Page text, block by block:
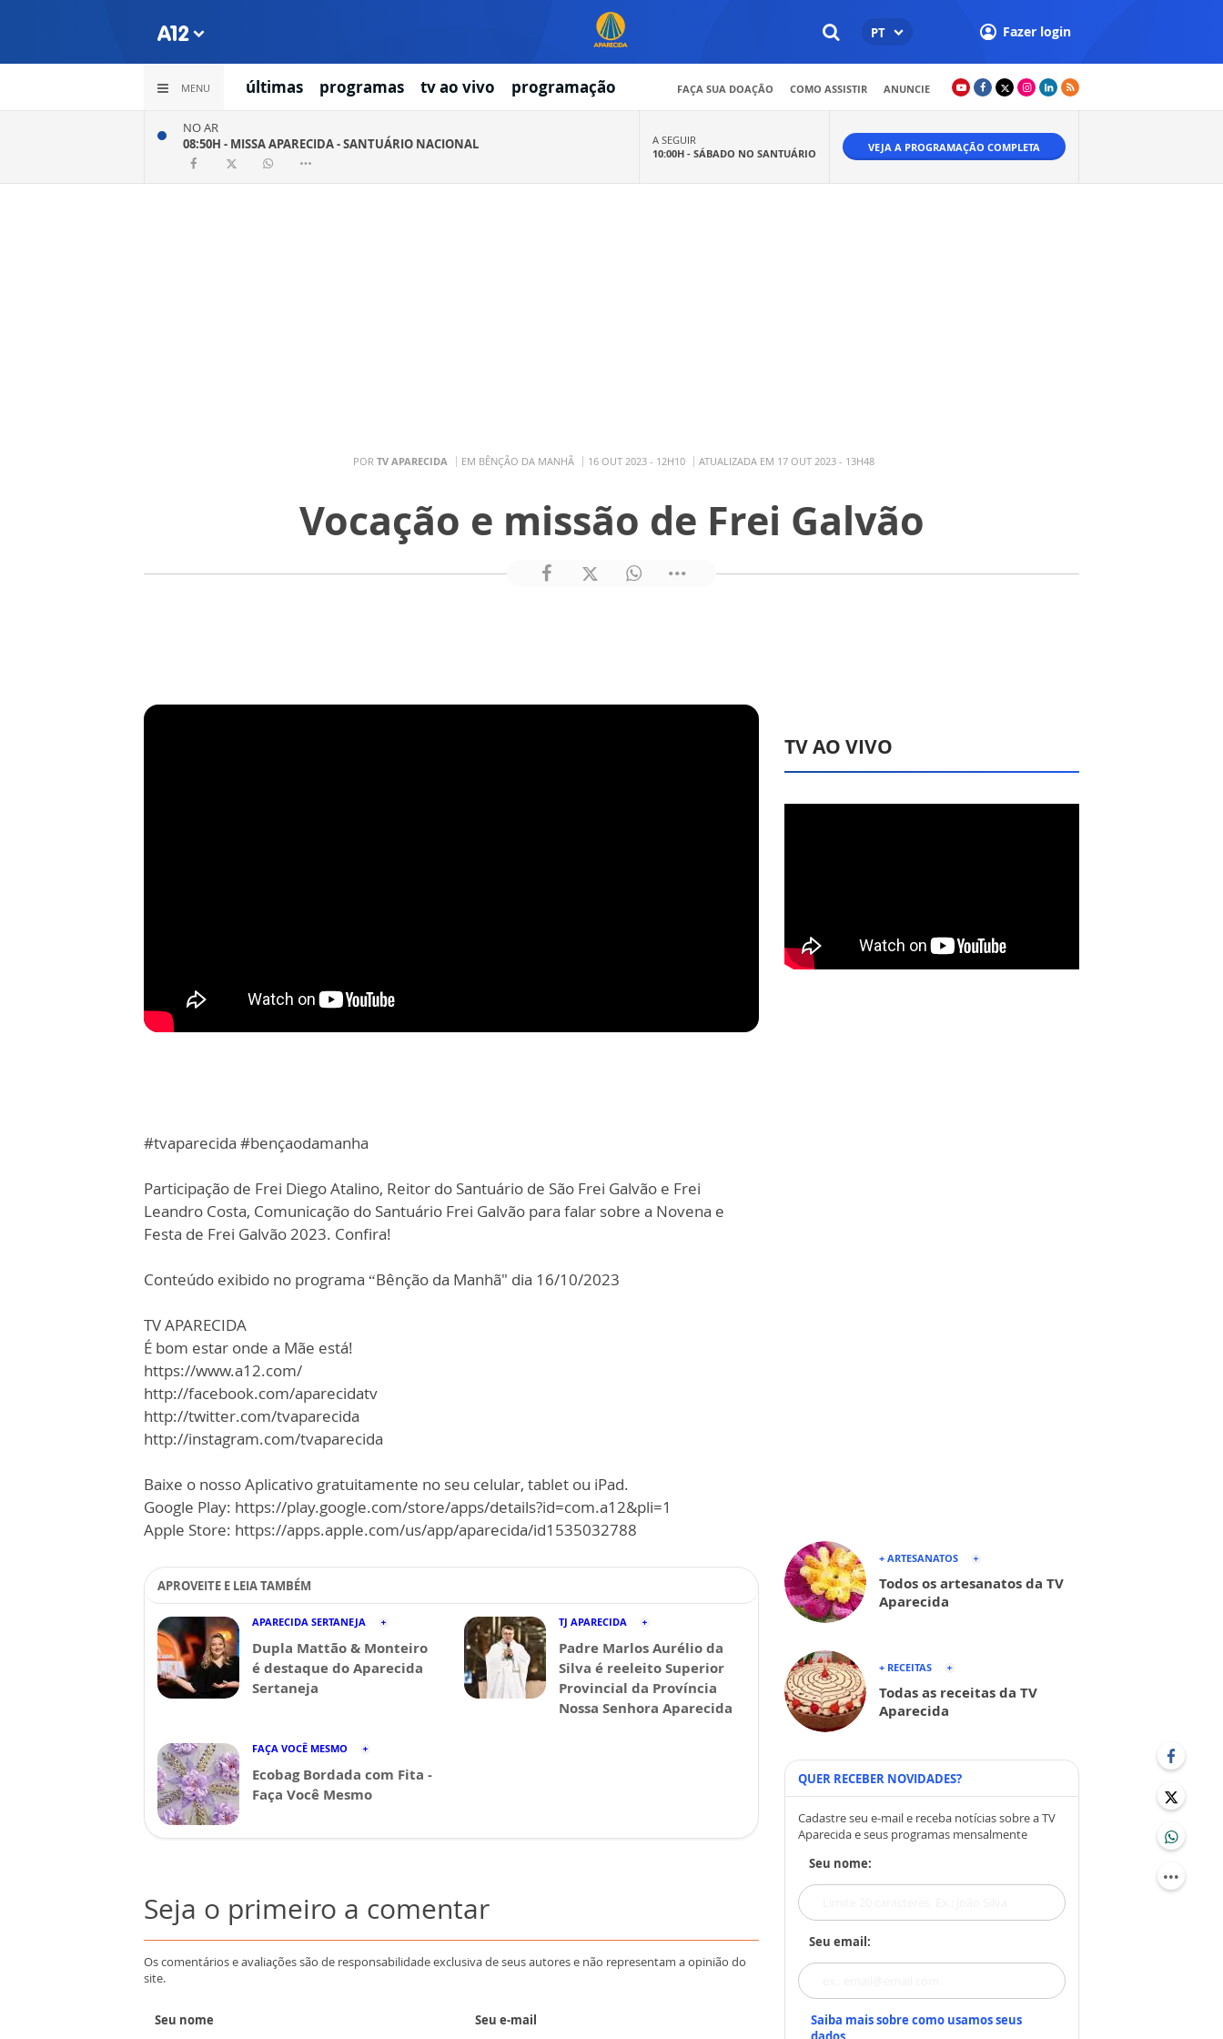
PT Fazer login
MENU últimas programas tv ao vivo programação FAÇA SUA DOAÇÃO COMO ASSISTIR ANUNCIE
NO AR
08:50H - MISSA APARECIDA - SANTUÁRIO NACIONAL
A SEGUIR
10:00H - SÁBADO NO SANTUÁRIO VEJA A PROGRAMAÇÃO COMPLETA
POR TV APARECIDA EM BÊNÇÃO DA MANHÃ 16 OUT 2023 - 12H10 ATUALIZADA EM 17 OUT 2023 - 13H48
Vocação e missão de Frei Galvão
#tvaparecida #bençaodamanha
Participação de Frei Diego Atalino, Reitor do Santuário de São Frei Galvão e Frei
Leandro Costa, Comunicação do Santuário Frei Galvão para falar sobre a Novena e
Festa de Frei Galvão 2023. Confira!
Conteúdo exibido no programa “Bênção da Manhã" dia 16/10/2023
TV APARECIDA
É bom estar onde a Mãe está!
https://www.a12.com/
http://facebook.com/aparecidatv
http://twitter.com/tvaparecida
http://instagram.com/tvaparecida
Baixe o nosso Aplicativo gratuitamente no seu celular, tablet ou iPad.
Google Play: https://play.google.com/store/apps/details?id=com.a12&pli=1
Apple Store: https://apps.apple.com/us/app/aparecida/id1535032788
APROVEITE E LEIA TAMBÉM
APARECIDA SERTANEJA
Dupla Mattão & Monteiro
é destaque do Aparecida
Sertaneja
TJ APARECIDA
Padre Marlos Aurélio da
Silva é reeleito Superior
Provincial da Província
Nossa Senhora Aparecida
FAÇA VOCÊ MESMO
Ecobag Bordada com Fita -
Faça Você Mesmo
Seja o primeiro a comentar
Os comentários e avaliações são de responsabilidade exclusiva de seus autores e não representam a opinião do
site.
Seu nome Seu e-mail
TV AO VIVO
+ ARTESANATOS
Todos os artesanatos da TV
Aparecida
+ RECEITAS
Todas as receitas da TV
Aparecida
QUER RECEBER NOVIDADES?
Cadastre seu e-mail e receba notícias sobre a TV
Aparecida e seus programas mensalmente
Seu nome:
Seu email:
Saiba mais sobre como usamos seus